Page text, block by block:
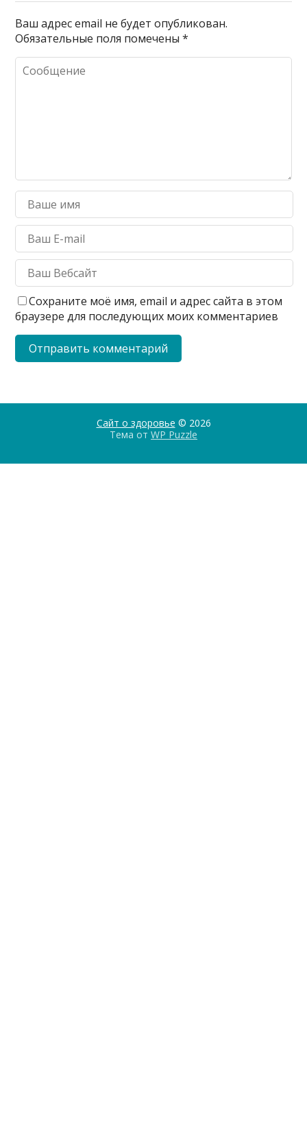
Ваш адрес email не будет опубликован.
Обязательные поля помечены*
Сохраните моё имя, email и адрес сайта в этом
браузере для последующих моих комментариев
Сайт о здоровье © 2026
Тема от WP Puzzle